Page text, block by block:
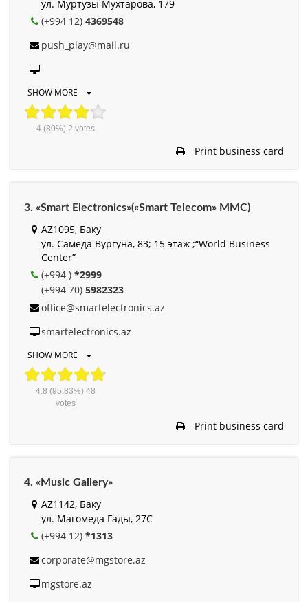
ул. Муртузы Мухтарова, 179
(+994 12) 4369548
push_play@mail.ru
SHOW MORE
4(80%) 2 votes
Print business card
3. «Smart Electronics»(«Smart Telecom» MMC)
AZ1095, Баку
ул. Самеда Вургуна, 83; 15 этаж ;“World Business
Center”
(+994 ) *2999
(+994 70) 5982323
office@smartelectronics.az
smartelectronics.az
SHOW MORE
4.8 (95.83%) 48
votes
Print business card
4. «Music Gallery»
AZ1142, Баку
ул. Магомеда Гады, 27С
(+994 12) *1313
corporate@mgstore.az
mgstore.az